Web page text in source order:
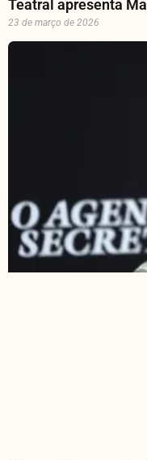
Teatral apresenta
23 de março de 2026